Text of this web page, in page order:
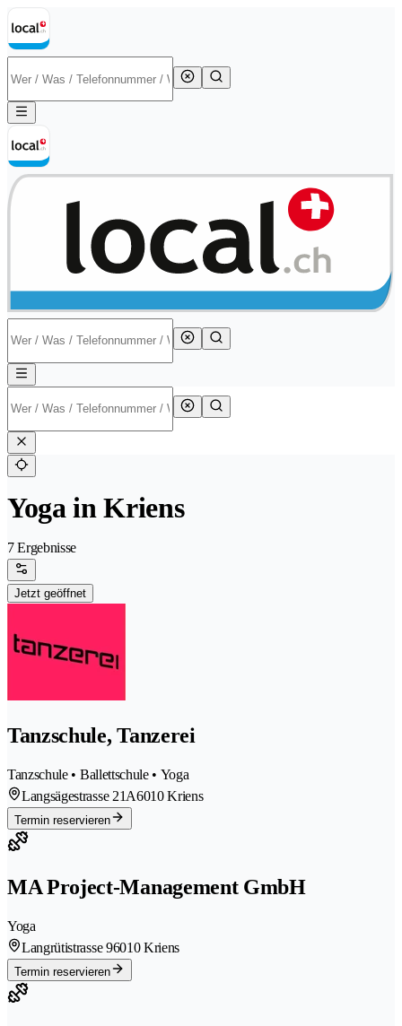
Yoga in Kriens
7 Ergebnisse
Jetzt geöffnet
Tanzschule, Tanzerei
Tanzschule • Ballettschule • Yoga
Langsägestrasse 21A6010 Kriens
Termin reservieren
MA Project-Management GmbH
Yoga
Langrütistrasse 96010 Kriens
Termin reservieren